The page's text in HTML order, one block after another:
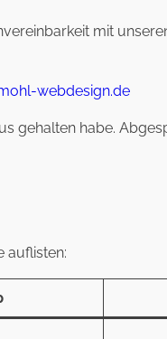
mit
webdesign.de
gehalten habe.
auflisten: